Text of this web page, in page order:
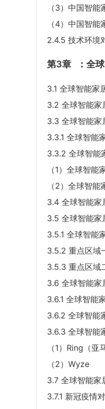
（3）中国智
（4）中国智
2.4.5 技术环境
第3章 ：全
3.1 全球智能家
3.2 全球智能家
3.3 全球智能家
3.3.1 全球智能
3.3.2 全球智能
（1）全球智能
（2）全球智
3.4 全球智能家
3.5 全球智能家
3.5.1 全球智能
3.5.2 重点区域
3.5.3 重点区域
3.6 全球智能家
3.6.1 全球智能
3.6.2 全球智能
3.6.3 全球智能
（1）Ring（亚
（2）Wyze
3.7 全球智能家
3.7.1 新冠疫情